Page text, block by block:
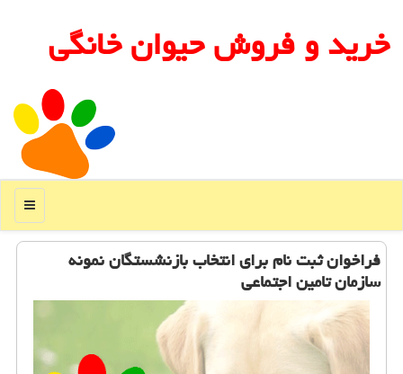
خرید و فروش حیوان خانگی
منو
فراخوان ثبت نام برای انتخاب بازنشستگان نمونه
سازمان تامین اجتماعی